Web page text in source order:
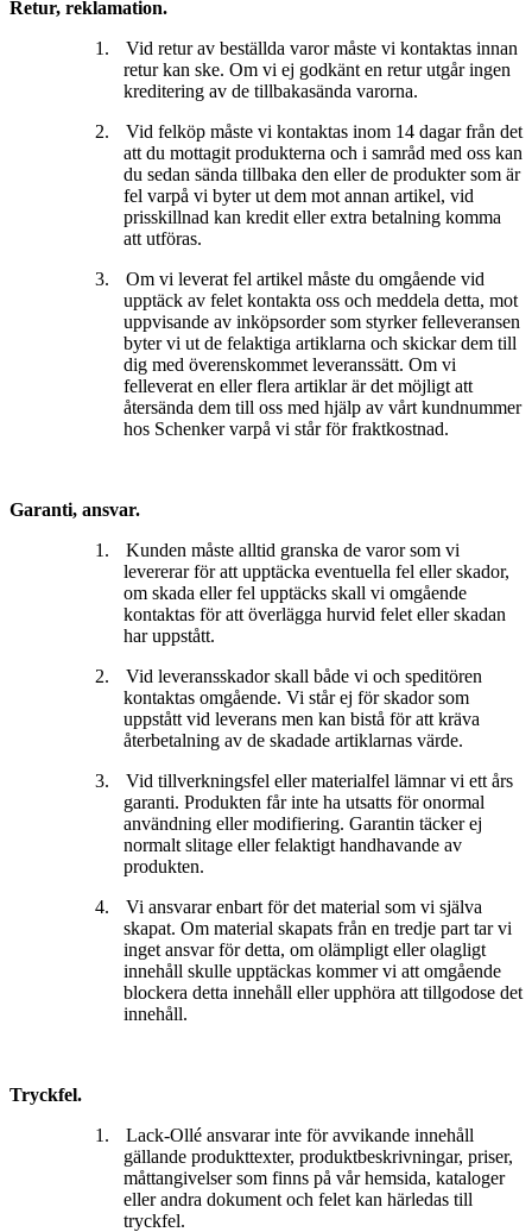
Retur, reklamation.
1.
Vid retur av beställda varor måste vi kontaktas innan
retur kan ske. Om vi ej godkänt en retur utgår ingen
kreditering av de tillbakasända varorna.
2.
Vid felköp måste vi kontaktas inom 14 dagar från det
att du mottagit produkterna och i samråd med oss kan
du sedan sända tillbaka den eller de produkter som är
fel varpå vi byter ut dem mot annan artikel, vid
prisskillnad kan kredit eller extra betalning komma
att utföras.
3.
Om vi leverat fel artikel måste du omgående vid
upptäck av felet kontakta oss och meddela detta, mot
uppvisande av inköpsorder som styrker felleveransen
byter vi ut de felaktiga artiklarna och skickar dem till
dig med överenskommet leveranssätt. Om vi
felleverat en eller flera artiklar är det möjligt att
återsända dem till oss med hjälp av vårt kundnummer
hos Schenker varpå vi står för fraktkostnad.
Garanti, ansvar.
1.
Kunden måste alltid granska de varor som vi
levererar för att upptäcka eventuella fel eller skador,
om skada eller fel upptäcks skall vi omgående
kontaktas för att överlägga hurvid felet eller skadan
har uppstått.
2.
Vid leveransskador skall både vi och speditören
kontaktas omgående. Vi står ej för skador som
uppstått vid leverans men kan bistå för att kräva
återbetalning av de skadade artiklarnas värde.
3.
Vid tillverkningsfel eller materialfel lämnar vi ett års
garanti. Produkten får inte ha utsatts för onormal
användning eller modifiering. Garantin täcker ej
normalt slitage eller felaktigt handhavande av
produkten.
4.
Vi ansvarar enbart för det material som vi själva
skapat. Om material skapats från en tredje part tar vi
inget ansvar för detta, om olämpligt eller olagligt
innehåll skulle upptäckas kommer vi att omgående
blockera detta innehåll eller upphöra att tillgodose det
innehåll.
Tryckfel.
1.
Lack-Ollé ansvarar inte för avvikande innehåll
gällande produkttexter, produktbeskrivningar, priser,
måttangivelser som finns på vår hemsida, kataloger
eller andra dokument och felet kan härledas till
tryckfel.